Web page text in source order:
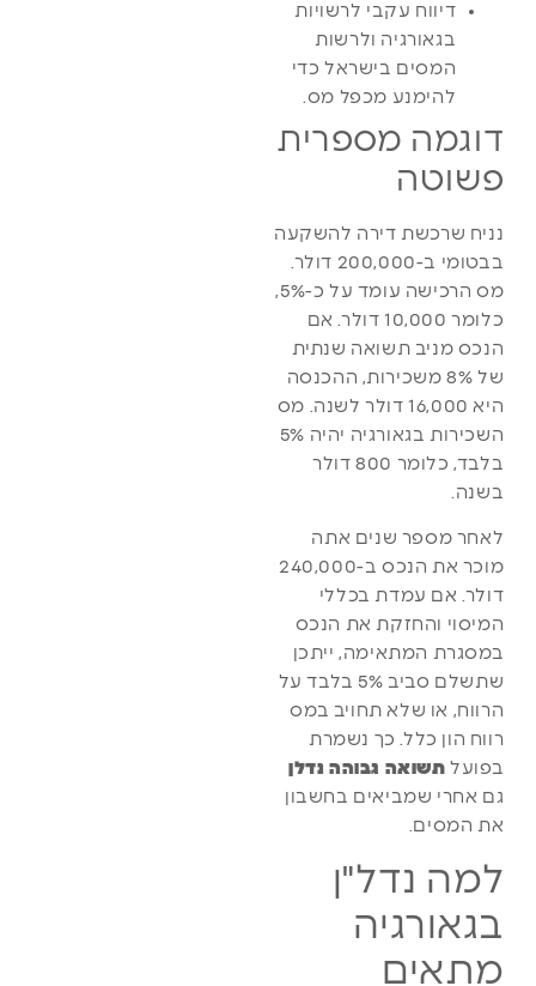
דיווח עקבי לרשויות
בגאורגיה ולרשות
המסים בישראל כדי
להימנע מכפל מס.
דוגמה מספרית
פשוטה
נניח שרכשת דירה להשקעה
בבטומי ב-200,000 דולר.
מס הרכישה עומד על כ-5%,
כלומר 10,000 דולר. אם
הנכס מניב תשואה שנתית
של 8% משכירות, ההכנסה
היא 16,000 דולר לשנה. מס
השכירות בגאורגיה יהיה 5%
בלבד, כלומר 800 דולר
בשנה.
לאחר מספר שנים אתה
מוכר את הנכס ב-240,000
דולר. אם עמדת בכללי
המיסוי והחזקת את הנכס
במסגרת המתאימה, ייתכן
שתשלם סביב 5% בלבד על
הרווח, או שלא תחויב במס
רווח הון כלל. כך נשמרת
בפועל תשואה גבוהה נדלן
גם אחרי שמביאים בחשבון
את המסים.
למה נדל"ן
בגאורגיה
מתאים